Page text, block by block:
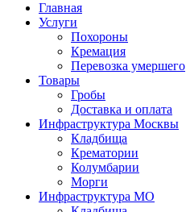
Главная
Услуги
Похороны
Кремация
Перевозка умершего
Товары
Гробы
Доставка и оплата
Инфраструктура Москвы
Кладбища
Крематории
Колумбарии
Морги
Инфраструктура МО